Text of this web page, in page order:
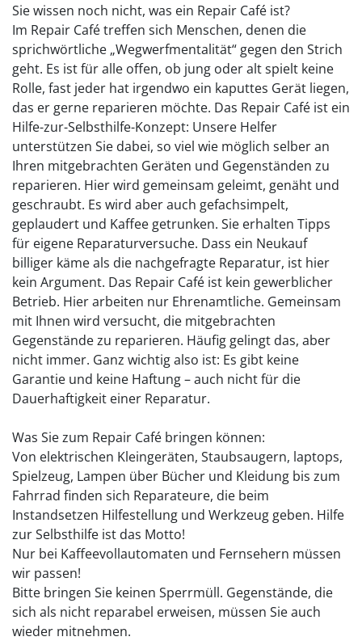
Sie wissen noch nicht, was ein Repair Café ist?
Im Repair Café treffen sich Menschen, denen die
sprichwörtliche „Wegwerfmentalität“ gegen den Strich
geht. Es ist für alle offen, ob jung oder alt spielt keine
Rolle, fast jeder hat irgendwo ein kaputtes Gerät liegen,
das er gerne reparieren möchte. Das Repair Café ist ein
Hilfe-zur-Selbsthilfe-Konzept: Unsere Helfer
unterstützen Sie dabei, so viel wie möglich selber an
Ihren mitgebrachten Geräten und Gegenständen zu
reparieren. Hier wird gemeinsam geleimt, genäht und
geschraubt. Es wird aber auch gefachsimpelt,
geplaudert und Kaffee getrunken. Sie erhalten Tipps
für eigene Reparaturversuche. Dass ein Neukauf
billiger käme als die nachgefragte Reparatur, ist hier
kein Argument. Das Repair Café ist kein gewerblicher
Betrieb. Hier arbeiten nur Ehrenamtliche. Gemeinsam
mit Ihnen wird versucht, die mitgebrachten
Gegenstände zu reparieren. Häufig gelingt das, aber
nicht immer. Ganz wichtig also ist: Es gibt keine
Garantie und keine Haftung – auch nicht für die
Dauerhaftigkeit einer Reparatur.
Was Sie zum Repair Café bringen können:
Von elektrischen Kleingeräten, Staubsaugern, laptops,
Spielzeug, Lampen über Bücher und Kleidung bis zum
Fahrrad finden sich Reparateure, die beim
Instandsetzen Hilfestellung und Werkzeug geben. Hilfe
zur Selbsthilfe ist das Motto!
Nur bei Kaffeevollautomaten und Fernsehern müssen
wir passen!
Bitte bringen Sie keinen Sperrmüll. Gegenstände, die
sich als nicht reparabel erweisen, müssen Sie auch
wieder mitnehmen.